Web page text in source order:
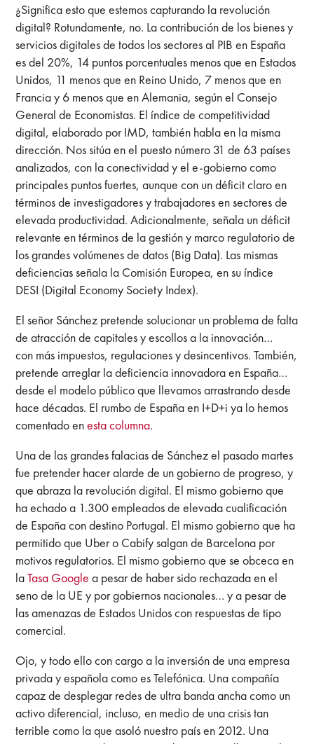
¿Significa esto que estemos capturando la revolución
digital? Rotundamente, no. La contribución de los bienes y
servicios digitales de todos los sectores al PIB en España
es del 20%, 14 puntos porcentuales menos que en Estados
Unidos, 11 menos que en Reino Unido, 7 menos que en
Francia y 6 menos que en Alemania, según el Consejo
General de Economistas. El índice de competitividad
digital, elaborado por IMD, también habla en la misma
dirección. Nos sitúa en el puesto número 31 de 63 países
analizados, con la conectividad y el e-gobierno como
principales puntos fuertes, aunque con un déficit claro en
términos de investigadores y trabajadores en sectores de
elevada productividad. Adicionalmente, señala un déficit
relevante en términos de la gestión y marco regulatorio de
los grandes volúmenes de datos (Big Data). Las mismas
deficiencias señala la Comisión Europea, en su índice
DESI (Digital Economy Society Index).
El señor Sánchez pretende solucionar un problema de falta
de atracción de capitales y escollos a la innovación…
con más impuestos, regulaciones y desincentivos. También,
pretende arreglar la deficiencia innovadora en España…
desde el modelo público que llevamos arrastrando desde
hace décadas. El rumbo de España en I+D+i ya lo hemos
comentado enesta columna.
Una de las grandes falacias de Sánchez el pasado martes
fue pretender hacer alarde de un gobierno de progreso, y
que abraza la revolución digital. El mismo gobierno que
ha echado a 1.300 empleados de elevada cualificación
de España con destino Portugal. El mismo gobierno que ha
permitido que Uber o Cabify salgan de Barcelona por
motivos regulatorios. El mismo gobierno que se obceca en
laTasa Google a pesar de haber sido rechazada en el
seno de la UE y por gobiernos nacionales… y a pesar de
las amenazas de Estados Unidos con respuestas de tipo
comercial.
Ojo, y todo ello con cargo a la inversión de una empresa
privada y española como es Telefónica. Una compañía
capaz de desplegar redes de ultra banda ancha como un
activo diferencial, incluso, en medio de una crisis tan
terrible como la que asoló nuestro país en 2012. Una